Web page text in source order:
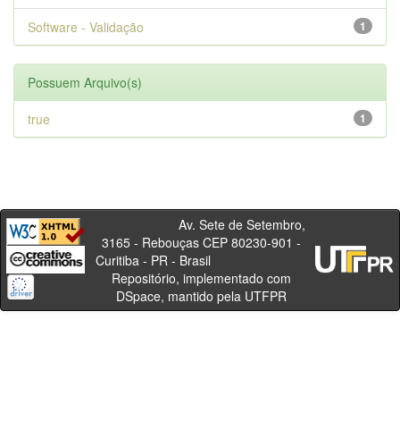
1
Software - Validação
Possuem Arquivo(s)
1
true
Av. Sete de Setembro,
3165 - Rebouças CEP 80230-901 -
Curitiba - PR - Brasil
Repositório, implementado com
DSpace, mantido pela UTFPR